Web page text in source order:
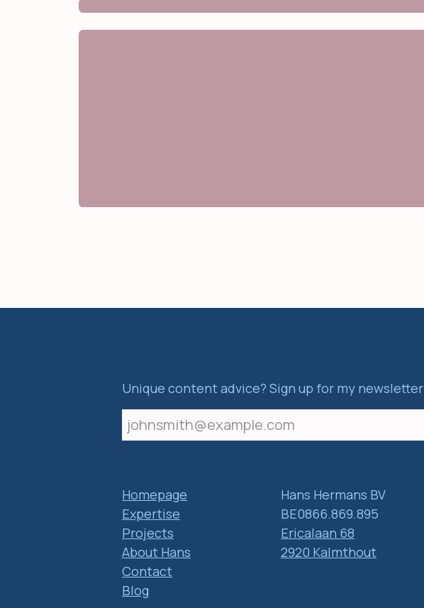
Unique content advice? Sign up for my newsletter
Homepage
Expertise
Projects
About Hans
Contact
Blog
Hans Hermans BV
BE0866.869.895
Ericalaan 68
2920 Kalmthout